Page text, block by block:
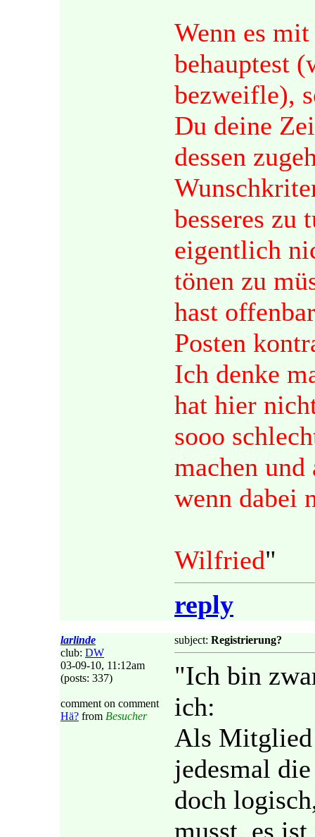
Wenn es
behauptest
bezweifle),
Du deine
dessen
besseres zu
eigentlich
tönen zu
hast
Posten
Ich denke
hat hier
sooo
machen
wenn dabei
Wilfried"
reply
larlinde
club: DW
03-09-10, 11:12am
(posts: 337)
comment on comment
Hä? from Besucher
subject: Registrierung?
"Ich bin
ich:
Als Mitglied
jedesmal
doch
musst, es